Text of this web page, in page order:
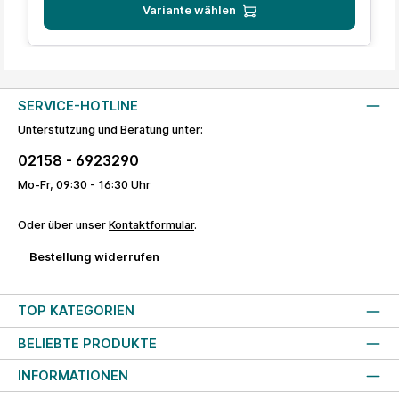
Variante wählen
SERVICE-HOTLINE
Unterstützung und Beratung unter:
02158 - 6923290
Mo-Fr, 09:30 - 16:30 Uhr
Oder über unser Kontaktformular.
Bestellung widerrufen
TOP KATEGORIEN
BELIEBTE PRODUKTE
INFORMATIONEN